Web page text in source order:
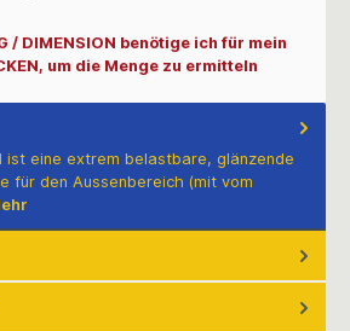
/ DIMENSION benötige ich für mein
um die Menge zu ermitteln
ist eine extrem belastbare, glänzende
für den Aussenbereich (mit vom